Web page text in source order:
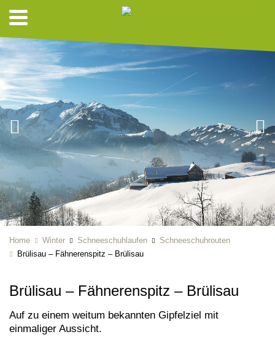
Home Winter Schneeschuhlaufen
Schneeschuhrouten
Brülisau – Fähnerenspitz – Brülisau
Brülisau – Fähnerenspitz – Brülisau
Auf zu einem weitum bekannten Gipfelziel mit
einmaliger Aussicht.